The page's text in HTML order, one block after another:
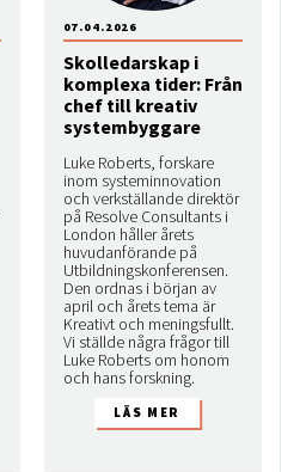
Skolledarskap i
komplexa tider: Från
chef till kreativ
systembyggare
Luke Roberts, forskare
inom systeminnovation
och verkställande direktör
på Resolve Consultants i
London håller årets
huvudanförande på
Utbildningskonferensen.
Den ordnas i början av
april och årets tema är
Kreativt och meningsfullt.
Vi ställde några frågor till
Luke Roberts om honom
och hans forskning.
07.04.2026